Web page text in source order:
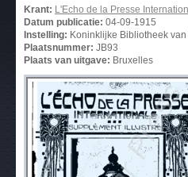
Krant: L'Echo de la Presse
Datum publicatie: 04-09-1915
Instelling: Koninklijke Bibliotheek
Plaatsnummer: JB93
Plaats van uitgave: Bruxelles